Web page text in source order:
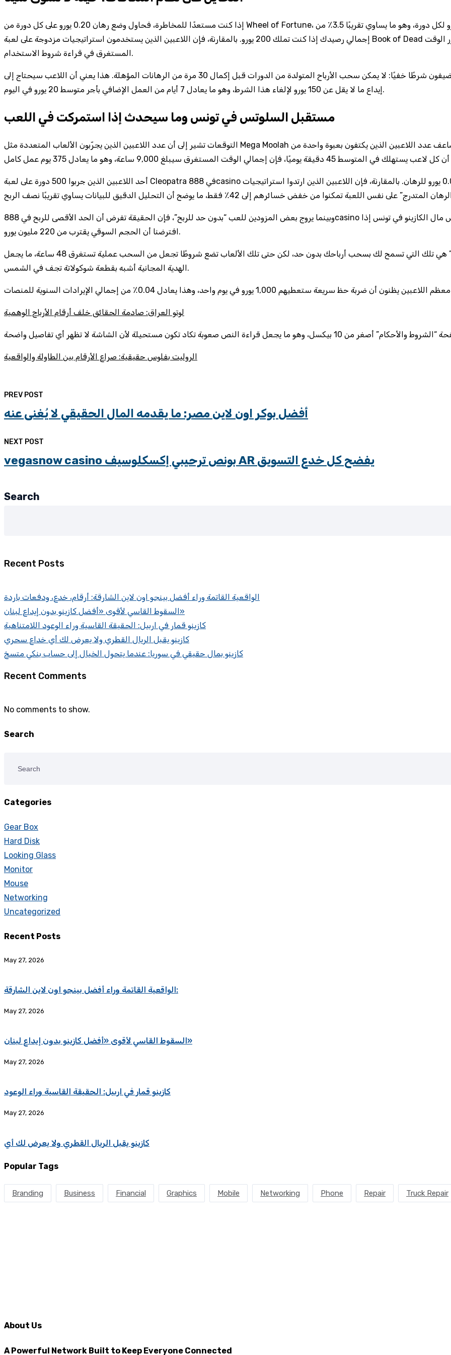
إذا كنت مستعدًا للمخاطرة، فحاول وضع رهان 0.20 يورو على كل دورة من Wheel of Fortune، وستلاحظ أن العائد الفعلي يطغى على المكافأة بمقدار 0.07 يورو لكل دورة، وهو ما يساوي تقريبًا 3.5٪ من
إجمالي رصيدك إذا كنت تملك 200 يورو. بالمقارنة، فإن اللاعبين الذين يستخدمون استراتيجيات مزدوجة على لعبة Book of Dead يمكنهم رفع العائد إلى 4.2٪، ولكن الفرق البسيط في الفوائد لا يبرر الوقت
المستغرق في قراءة شروط الاستخدام.
ولأن بعض المواقع تزرع خرافات حول “دورات مجانية لا تنتهي”، يضيفون شرطًا خفيًا: لا يمكن سحب الأرباح المتولدة من الدورات قبل إكمال 30 مرة من الرهانات المؤهلة. هذا يعني أن اللاعب سيحتاج إلى
إيداع ما لا يقل عن 150 يورو لإلغاء هذا الشرط، وهو ما يعادل 7 أيام من العمل الإضافي بأجر متوسط 20 يورو في اليوم.
مستقبل السلوتس في تونس وما سيحدث إذا استمركت في اللعب
التوقعات تشير إلى أن عدد اللاعبين الذين يجرّبون الألعاب المتعددة مثل Mega Moolah سيصل إلى 12,000 خلال الربع الثالث من 2024، وهذا الرقم يضاعف عدد اللاعبين الذين يكتفون بعبوة واحدة من
أحد اللاعبين الذين جربوا 500 دورة على لعبة Cleopatra في 888casino لاحظوا أن معدل الفشل ارتفع إلى 68٪ حينما تجاوزوا حد 0.05 يورو للرهان. بالمقارنة، فإن اللاعبين الذين ارتدوا استراتيجيات
وبينما يروج بعض المزودين للعب “بدون حد للربح”، فإن الحقيقة تفرض أن الحد الأقصى للربح في 888casino هو 10,000 يورو لكل لاعب، وهو ما يساوي 4.5٪ من إجمالي رأس مال الكازينو في تونس إذا
افترضنا أن الحجم السوقي يقترب من 220 مليون يورو.
إن السخرية تكمن في أن اللعبة الوحيدة التي تقدم “مكافأة حقيقية” هي تلك التي تسمح لك بسحب أرباحك بدون حد، لكن حتى تلك الألعاب تضع شروطًا تجعل من السحب عملية تستغرق 48 ساعة، ما يجعل
الهدية المجانية أشبه بقطعة شوكولاتة تجف في الشمس.
لوتو العراق: صادمة الحقائق خلف أرقام الأرباح الوهمية
الروليت بفلوس حقيقية: صراع الأرقام بين الطاولة والواقعية
PREV POST
أفضل بوكر اون لاين مصر: ما يقدمه المال الحقيقي لا يُغنى عنه
NEXT POST
vegasnow casino بونص ترحيبي إكسكلوسيف AR يفضح كل خدع التسويق
Search
Recent Posts
الواقعية القاتمة وراء أفضل بينجو اون لاين الشارقة: أرقام، خدع، ودفعات باردة
السقوط القاسي لأقوى «أفضل كازينو بدون إيداع لبنان»
كازينو قمار في اربيل: الحقيقة القاسية وراء الوعود اللامتناهية
كازينو يقبل الريال القطري ولا يعرض لك أي خداع سحري
كازينو بمال حقيقي في سوريا: عندما يتحول الخيال إلى حساب بنكي متسخ
Recent Comments
No comments to show.
Search
Categories
Gear Box
Hard Disk
Looking Glass
Monitor
Mouse
Networking
Uncategorized
Recent Posts
May 27, 2026
الواقعية القاتمة وراء أفضل بينجو اون لاين الشارقة:
May 27, 2026
السقوط القاسي لأقوى «أفضل كازينو بدون إيداع لبنان»
May 27, 2026
كازينو قمار في اربيل: الحقيقة القاسية وراء الوعود
May 27, 2026
كازينو يقبل الريال القطري ولا يعرض لك أي
Popular Tags
Branding Business Financial Graphics Mobile Networking Phone Repair Truck Repair
About Us
A Powerful Network Built to Keep Everyone Connected